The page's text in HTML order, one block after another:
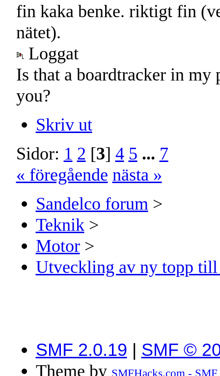
fin kaka benke. riktigt fin
nätet).
Loggat
Is that a boardtracker in my
you?
Skriv ut
Sidor: 1 2 [3] 4 5 ... 7
« föregående nästa »
Sandelco forum >
Teknik >
Motor>
Utveckling av ny topp till
SMF 2.0.19 | SMF ©
Theme by SMFHacks.com -